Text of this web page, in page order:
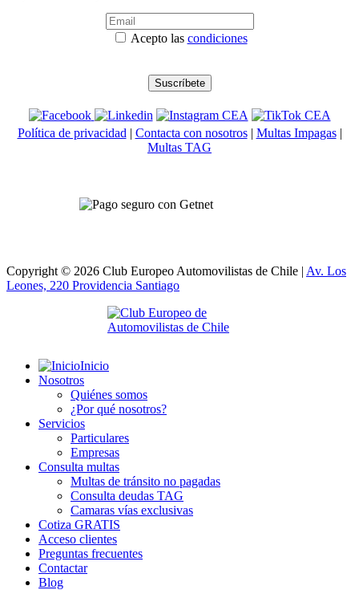
Acepto las condiciones
Política de privacidad | Contacta con nosotros| Multas Impagas|
Multas TAG
Copyright © 2026 Club Europeo Automovilistas de Chile | Av. Los
Leones, 220 Providencia Santiago
Inicio
Nosotros
Quiénes somos
¿Por qué nosotros?
Servicios
Particulares
Empresas
Consulta multas
Multas de tránsito no pagadas
Consulta deudas TAG
Camaras vías exclusivas
Cotiza GRATIS
Acceso clientes
Preguntas frecuentes
Contactar
Blog